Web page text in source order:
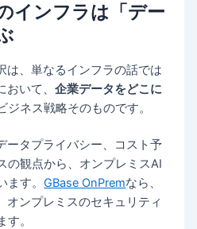
インフラは「デー
は、単なるインフラの話では
おいて、企業データをどこに
ジネス戦略そのものです。
ータプライバシー、コスト予
の観点から、オンプレミスAI
ます。GBase OnPremなら、
オンプレミスのセキュリティ
。